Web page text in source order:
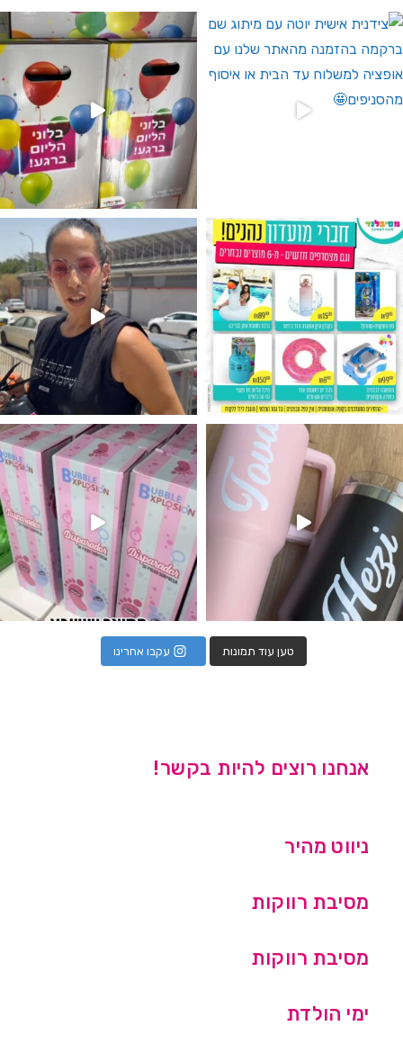
לחברי מועדון ומצטרפים חדשים🤍
מין העובר רק במסיבלנד !! קיים
מטף לגילוי מין העובר חזר למלא
טען עוד תמונות עקבו אחרינו
אנחנו רוצים להיות בקשר!
ניווט מהיר
מסיבת רווקות
מסיבת רווקות
ימי הולדת